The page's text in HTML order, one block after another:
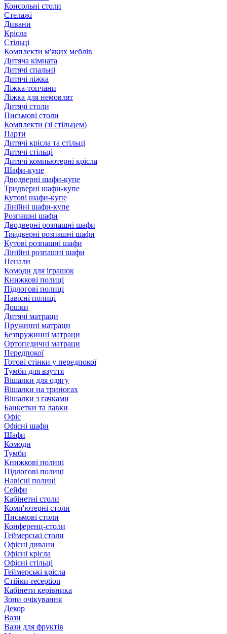
Консольні столи
Стелажі
Дивани
Крісла
Стільці
Комплекти м'яких меблів
Дитяча кімната
Дитячі спальні
Дитячі ліжка
Ліжка-топчани
Ліжка для немовлят
Дитячі столи
Письмові столи
Комплекти (зі стільцем)
Парти
Дитячі крісла та стільці
Дитячі стільці
Дитячі компьютерні крісла
Шафи-купе
Дводверні шафи-купе
Тридверні шафи-купе
Кутові шафи-купе
Лінійні шафи-купе
Розпашні шафи
Дводверні розпашні шафи
Тридверні розпашні шафи
Кутові розпашні шафи
Лінійні розпашні шафи
Пенали
Комоди для іграшок
Книжкові полиці
Підлогові полиці
Навісні полиці
Дошки
Дитячі матраци
Пружинні матраци
Безпружинні матраци
Ортопедичні матраци
Передпокої
Готові стінки у передпокої
Тумби для взуття
Вішалки для одягу
Вішалки на триногах
Вішалки з гачками
Банкетки та лавки
Офіс
Офісні шафи
Шафи
Комоди
Тумби
Книжкові полиці
Підлогові полиці
Навісні полиці
Сейфи
Кабінетні столи
Комп'ютерні столи
Письмові столи
Конференц-столи
Геймерські столи
Офісні дивани
Офісні крісла
Офісні стільці
Геймерські крісла
Стійки-reception
Кабінети керівника
Зони очікування
Декор
Вази
Вази для фруктів